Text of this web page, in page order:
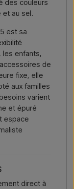
des couleurs
et au sel.
est sa
les enfants,
de
fixe, elle
aux familles
varient
et épuré
espace
direct à